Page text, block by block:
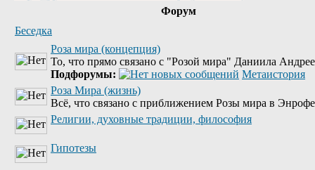
Форум
Беседка
Роза мира (концепция)
То, что прямо связано с "Розой мира" Даниила
Подфорумы:
Метаистория
Роза Мира (жизнь)
Всё, что связано с приближением Розы мира в
Религии, духовные традиции, философия
Гипотезы